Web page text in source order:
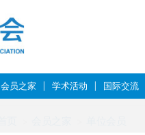
会员之家 学术活动 国际交流